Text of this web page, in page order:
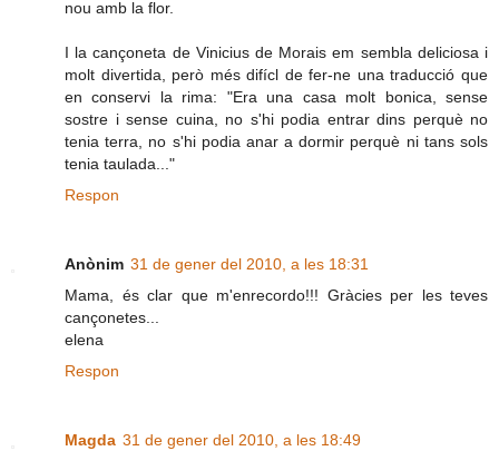
nou amb la flor.
I la cançoneta de Vinicius de Morais em sembla deliciosa i
molt divertida, però més difícl de fer-ne una traducció que
en conservi la rima: "Era una casa molt bonica, sense
sostre i sense cuina, no s'hi podia entrar dins perquè no
tenia terra, no s'hi podia anar a dormir perquè ni tans sols
tenia taulada..."
Respon
Anònim 31 de gener del 2010, a les 18:31
Mama, és clar que m'enrecordo!!! Gràcies per les teves
cançonetes...
elena
Respon
Magda 31 de gener del 2010, a les 18:49